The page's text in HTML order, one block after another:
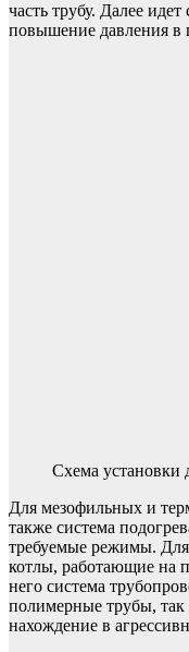
часть трубу. Далее
повышение давления в
Схема установки
Для мезофильных и
также система
требуемые режимы. Для
котлы, работающие на
него система
полимерные трубы, так
нахождение в